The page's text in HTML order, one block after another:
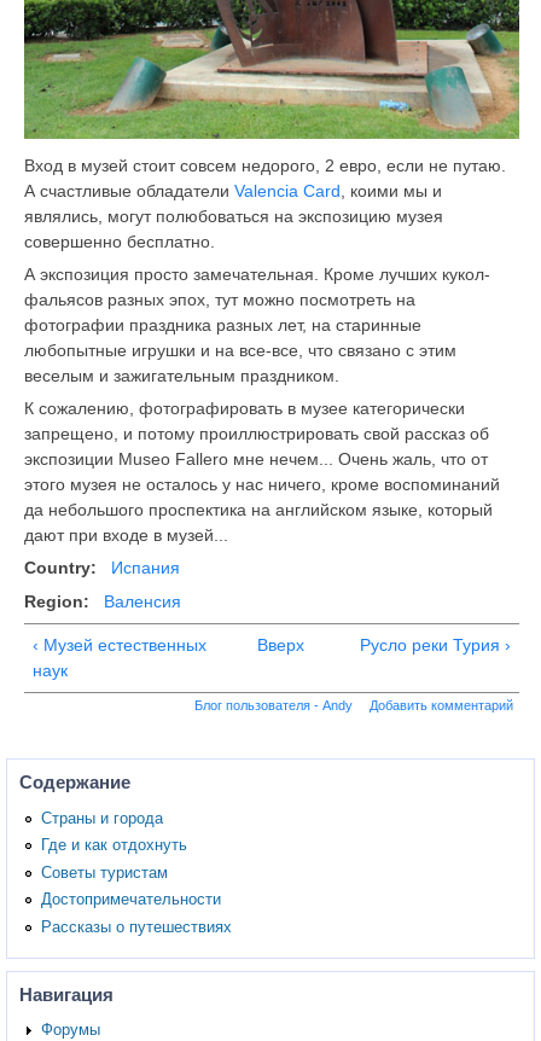
Вход в музей стоит совсем недорого, 2 евро, если не путаю.
А счастливые обладатели Valencia Card, коими мы и
являлись, могут полюбоваться на экспозицию музея
совершенно бесплатно.
А экспозиция просто замечательная. Кроме лучших кукол-
фальясов разных эпох, тут можно посмотреть на
фотографии праздника разных лет, на старинные
любопытные игрушки и на все-все, что связано с этим
веселым и зажигательным праздником.
К сожалению, фотографировать в музее категорически
запрещено, и потому проиллюстрировать свой рассказ об
экспозиции Museo Fallero мне нечем... Очень жаль, что от
этого музея не осталось у нас ничего, кроме воспоминаний
да небольшого проспектика на английском языке, который
дают при входе в музей...
Country:
Испания
Region:
Валенсия
‹ Музей естественных
наук
Вверх Русло реки Турия ›
Блог пользователя - Andy Добавить комментарий
Содержание
Страны и города
Где и как отдохнуть
Советы туристам
Достопримечательности
Рассказы о путешествиях
Навигация
Форумы